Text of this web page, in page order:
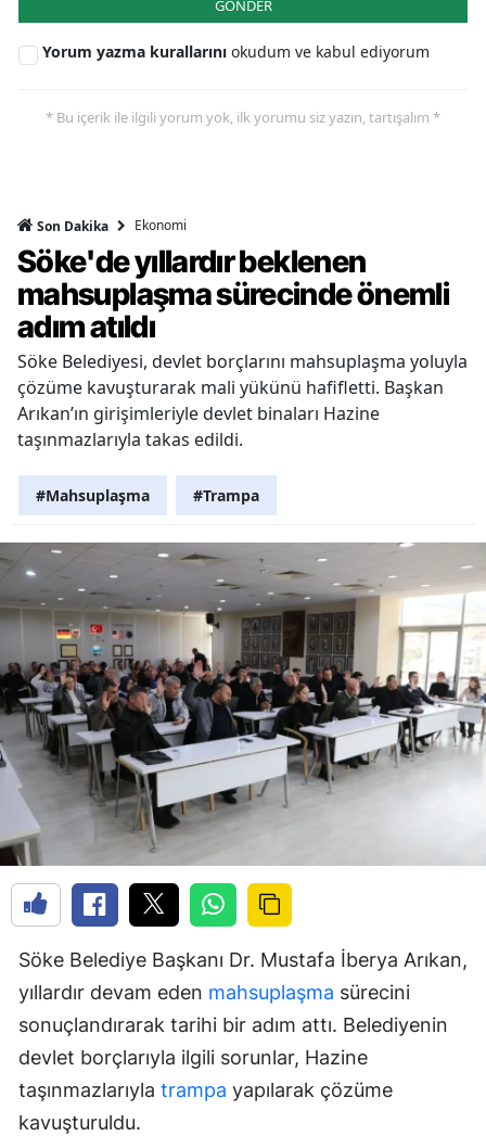
GÖNDER
Yorum yazma kurallarını okudum ve kabul ediyorum
* Bu içerik ile ilgili yorum yok, ilk yorumu siz yazın, tartışalım *
Son Dakika Ekonomi
Söke'de yıllardır beklenen
mahsuplaşma sürecinde önemli
adım atıldı
Söke Belediyesi, devlet borçlarını mahsuplaşma yoluyla
çözüme kavuşturarak mali yükünü hafifletti. Başkan
Arıkan’ın girişimleriyle devlet binaları Hazine
taşınmazlarıyla takas edildi.
#Mahsuplaşma #Trampa
Söke Belediye Başkanı Dr. Mustafa İberya Arıkan,
yıllardır devam eden mahsuplaşma sürecini
sonuçlandırarak tarihi bir adım attı. Belediyenin
devlet borçlarıyla ilgili sorunlar, Hazine
taşınmazlarıyla trampa yapılarak çözüme
kavuşturuldu.